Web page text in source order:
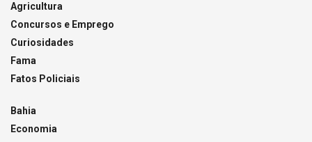
Agricultura
Concursos e Emprego
Curiosidades
Fama
Fatos Policiais
Bahia
Economia